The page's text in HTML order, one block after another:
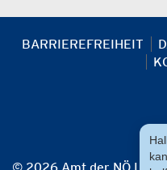
BARRIEREFREIHEIT